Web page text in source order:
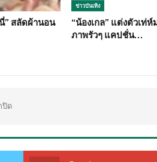
” สลัดผ้านอน
ข่าวบันเทิง
“น้องเกล” แต่งตัวเท่
ภาพรัวๆ แคปชั่น…
ปิด